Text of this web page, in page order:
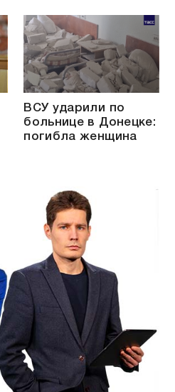
ВСУ ударили по
больнице в Донецке:
погибла женщина